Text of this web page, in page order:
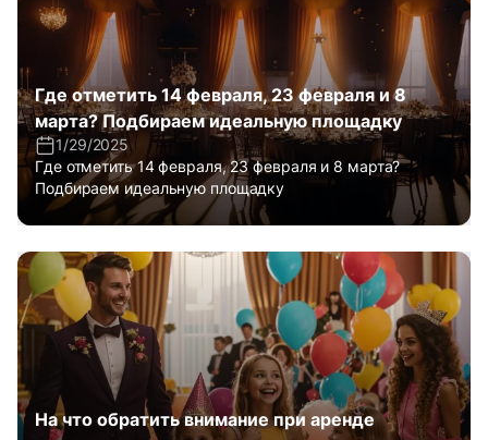
Где отметить 14 февраля, 23 февраля и 8
марта? Подбираем идеальную площадку
1/29/2025
Где отметить 14 февраля, 23 февраля и 8 марта?
Подбираем идеальную площадку
На что обратить внимание при аренде